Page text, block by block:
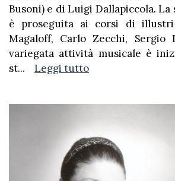
Busoni) e di Luigi Dallapiccola. La
è proseguita ai corsi di
Magaloff, Carlo Zecchi, Sergio
variegata attività musicale è
st... Leggi tutto